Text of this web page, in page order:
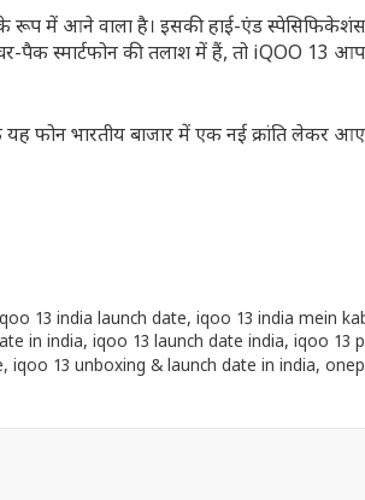
के रूप में आने वाला है। इसकी हाई-एंड
पैक स्मार्टफोन की तलाश में हैं, तो iQOO 13
फोन भारतीय बाजार में एक नई क्रांति लेकर
13 india launch date, iqoo 13 india mein
in india, iqoo 13 launch date india, iqoo 13
, iqoo 13 unboxing & launch date in india,